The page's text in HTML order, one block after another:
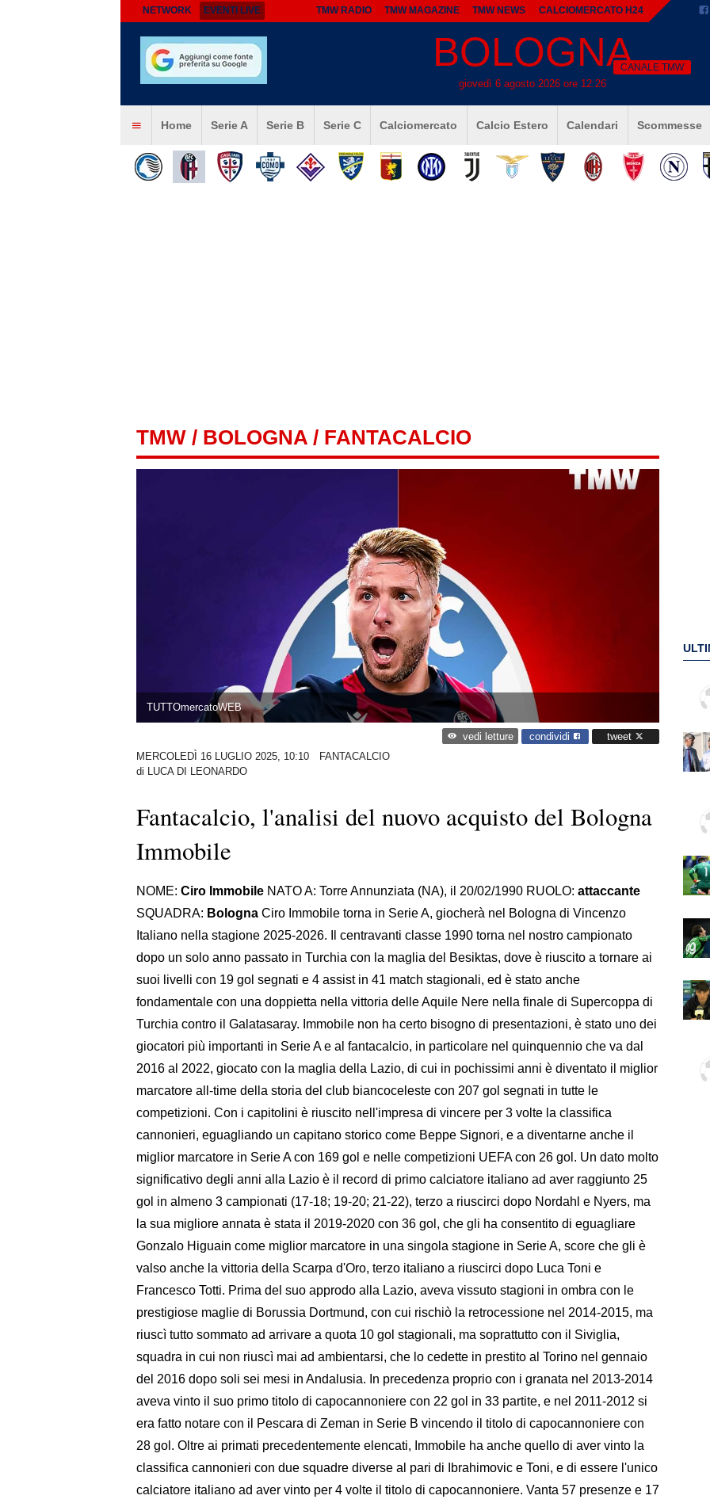
NETWORK EVENTI LIVE TMW RADIO TMW MAGAZINE TMW NEWS CALCIOMERCATO H24
BOLOGNA
giovedì 6 agosto 2026 ore 12:26
CANALE TMW
Home Serie A Serie B Serie C Calciomercato Calcio Estero Calendari Scommesse
TMW / BOLOGNA / FANTACALCIO
TUTTOmercatoWEB
vedi letture condividi
tweet
MERCOLEDÌ 16 LUGLIO 2025, 10:10
FANTACALCIO
di LUCA DI LEONARDO
Fantacalcio, l'analisi del nuovo acquisto del Bologna
Immobile
NOME: Ciro Immobile NATO A: Torre Annunziata (NA), il 20/02/1990 RUOLO: attaccante
SQUADRA: Bologna Ciro Immobile torna in Serie A, giocherà nel Bologna di Vincenzo
Italiano nella stagione 2025-2026. Il centravanti classe 1990 torna nel nostro campionato
dopo un solo anno passato in Turchia con la maglia del Besiktas, dove è riuscito a tornare ai
suoi livelli con 19 gol segnati e 4 assist in 41 match stagionali, ed è stato anche
fondamentale con una doppietta nella vittoria delle Aquile Nere nella finale di Supercoppa di
Turchia contro il Galatasaray. Immobile non ha certo bisogno di presentazioni, è stato uno dei
giocatori più importanti in Serie A e al fantacalcio, in particolare nel quinquennio che va dal
2016 al 2022, giocato con la maglia della Lazio, di cui in pochissimi anni è diventato il miglior
marcatore all-time della storia del club biancoceleste con 207 gol segnati in tutte le
competizioni. Con i capitolini è riuscito nell'impresa di vincere per 3 volte la classifica
cannonieri, eguagliando un capitano storico come Beppe Signori, e a diventarne anche il
miglior marcatore in Serie A con 169 gol e nelle competizioni UEFA con 26 gol. Un dato molto
significativo degli anni alla Lazio è il record di primo calciatore italiano ad aver raggiunto 25
gol in almeno 3 campionati (17-18; 19-20; 21-22), terzo a riuscirci dopo Nordahl e Nyers, ma
la sua migliore annata è stata il 2019-2020 con 36 gol, che gli ha consentito di eguagliare
Gonzalo Higuain come miglior marcatore in una singola stagione in Serie A, score che gli è
valso anche la vittoria della Scarpa d'Oro, terzo italiano a riuscirci dopo Luca Toni e
Francesco Totti. Prima del suo approdo alla Lazio, aveva vissuto stagioni in ombra con le
prestigiose maglie di Borussia Dortmund, con cui rischiò la retrocessione nel 2014-2015, ma
riuscì tutto sommato ad arrivare a quota 10 gol stagionali, ma soprattutto con il Siviglia,
squadra in cui non riuscì mai ad ambientarsi, che lo cedette in prestito al Torino nel gennaio
del 2016 dopo soli sei mesi in Andalusia. In precedenza proprio con i granata nel 2013-2014
aveva vinto il suo primo titolo di capocannoniere con 22 gol in 33 partite, e nel 2011-2012 si
era fatto notare con il Pescara di Zeman in Serie B vincendo il titolo di capocannoniere con
28 gol. Oltre ai primati precedentemente elencati, Immobile ha anche quello di aver vinto la
classifica cannonieri con due squadre diverse al pari di Ibrahimovic e Toni, e di essere l'unico
calciatore italiano ad aver vinto per 4 volte il titolo di capocannoniere. Vanta 57 presenze e 17